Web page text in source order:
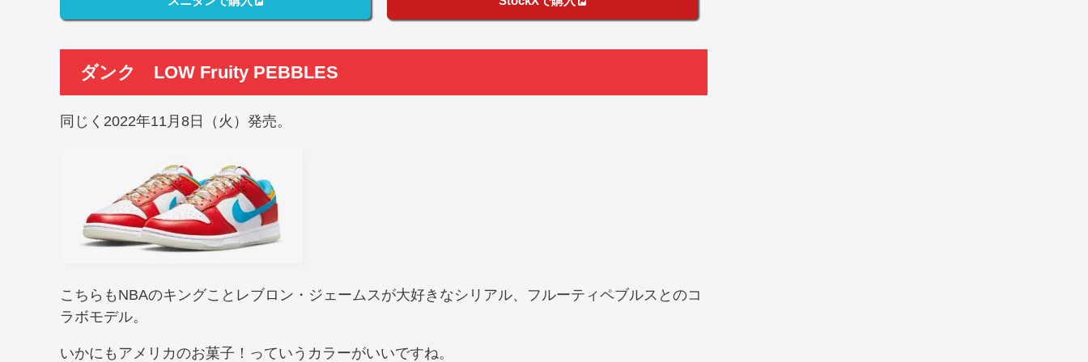
ダンク LOW Fruity PEBBLES
同じく2022年11月8日（火）発売。
こちらもNBAのキングことレブロン・ジェームスが大好きなシリアル、フルーティペブルスとのコ
ラボモデル。
いかにもアメリカのお菓子！っていうカラーがいいですね。